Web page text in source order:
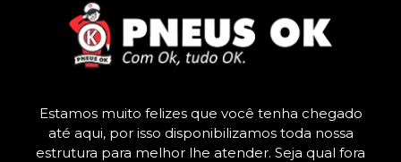
Estamos muito felizes que você tenha chegado
até aqui, por isso disponibilizamos toda nossa
estrutura para melhor lhe atender. Seja qual fora